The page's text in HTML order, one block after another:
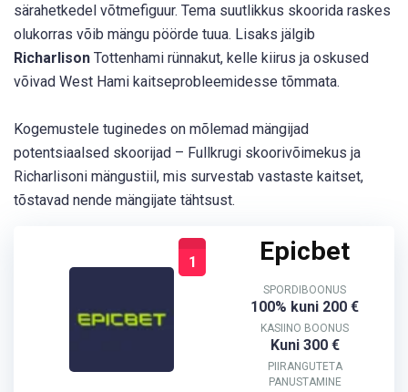
särahetkedel võtmefiguur. Tema suutlikkus skoorida raskes
olukorras võib mängu pöörde tuua. Lisaks jälgib
Richarlison Tottenhami rünnakut, kelle kiirus ja oskused
võivad West Hami kaitseprobleemidesse tõmmata.
Kogemustele tuginedes on mõlemad mängijad
potentsiaalsed skoorijad – Fullkrugi skoorivõimekus ja
Richarlisoni mängustiil, mis survestab vastaste kaitset,
tõstavad nende mängijate tähtsust.
1 Epicbet
SPORDIBOONUS
100% kuni 200 €
KASIINO BOONUS
Kuni 300 €
PIIRANGUTETA
PANUSTAMINE